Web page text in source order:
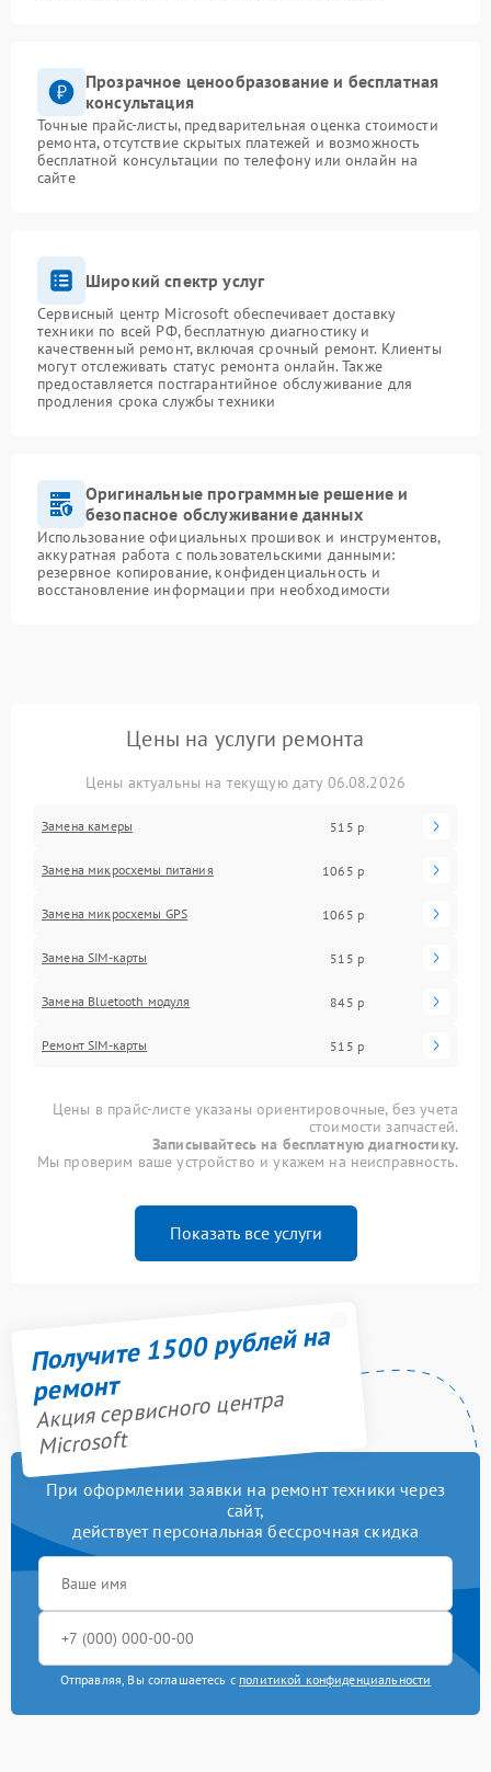
Прозрачное ценообразование и бесплатная
консультация
Точные прайс-листы, предварительная оценка стоимости
ремонта, отсутствие скрытых платежей и возможность
бесплатной консультации по телефону или онлайн на
сайте
Широкий спектр услуг
Сервисный центр Microsoft обеспечивает доставку
техники по всей РФ, бесплатную диагностику и
качественный ремонт, включая срочный ремонт. Клиенты
могут отслеживать статус ремонта онлайн. Также
предоставляется постгарантийное обслуживание для
продления срока службы техники
Оригинальные программные решение и
безопасное обслуживание данных
Использование официальных прошивок и инструментов,
аккуратная работа с пользовательскими данными:
резервное копирование, конфиденциальность и
восстановление информации при необходимости
Цены на услуги ремонта
Цены актуальны на текущую дату 06.08.2026
Замена камеры 515 р
Замена микросхемы питания 1065 р
Замена микросхемы GPS 1065 р
Замена SIM-карты 515 р
Замена Bluetooth модуля 845 р
Ремонт SIM-карты 515 р
Цены в прайс-листе указаны ориентировочные, без учета
стоимости запчастей.
Записывайтесь на бесплатную диагностику.
Мы проверим ваше устройство и укажем на неисправность.
Показать все услуги
Получите 1500 рублей на
ремонт
Акция сервисного центра
Microsoft
При оформлении заявки на ремонт техники через
сайт,
действует персональная бессрочная скидка
Отправляя, Вы соглашаетесь с политикой конфиденциальности